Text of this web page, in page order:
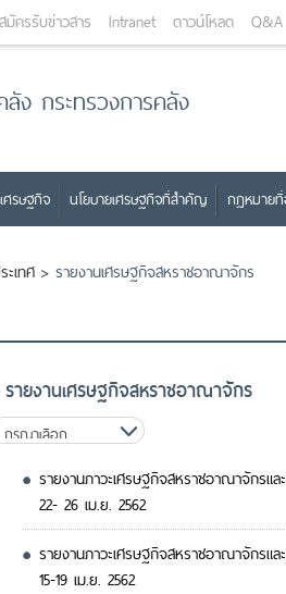
สมัครรับข่าวสาร Intranet ดาวน์โหลด Q&A
ง กระทรวงการคลัง
ศรษฐกิจ นโยบายเศรษฐกิจที่สำคัญ กฎหมาย
เทศ > รายงานเศรษฐกิจสหราชอาณาจักร
รายงานเศรษฐกิจสหราชอาณาจักร
รายงานภาวะเศรษฐกิจสหราชอาณาจักรแ
22- 26 เม.ย. 2562
รายงานภาวะเศรษฐกิจสหราชอาณาจักรแ
15-19 เม.ย. 2562